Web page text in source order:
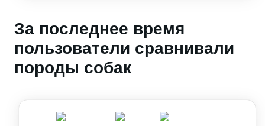
За последнее время
пользователи сравнивали
породы собак